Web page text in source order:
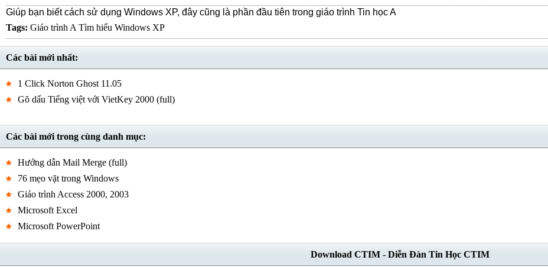
Giúp bạn biết cách sử dụng Windows XP, đây cũng là phần đầu tiên trong giáo trình Tin học A
Tags: Giáo trình A Tìm hiểu Windows XP
Các bài mới nhất:
1 Click Norton Ghost 11.05
Gõ dấu Tiếng việt với VietKey 2000 (full)
Các bài mới trong cùng danh mục:
Hướng dẫn Mail Merge (full)
76 mẹo vặt trong Windows
Giáo trình Access 2000, 2003
Microsoft Excel
Microsoft PowerPoint
Download CTIM - Diễn Đàn Tin Học CTIM